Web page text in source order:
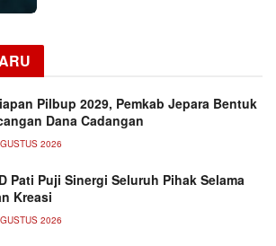
Pilbup 2029, Pemkab Jepara Bentuk
Dana Cadangan
2026
Pati Puji Sinergi Seluruh Pihak Selama
Kreasi
2026